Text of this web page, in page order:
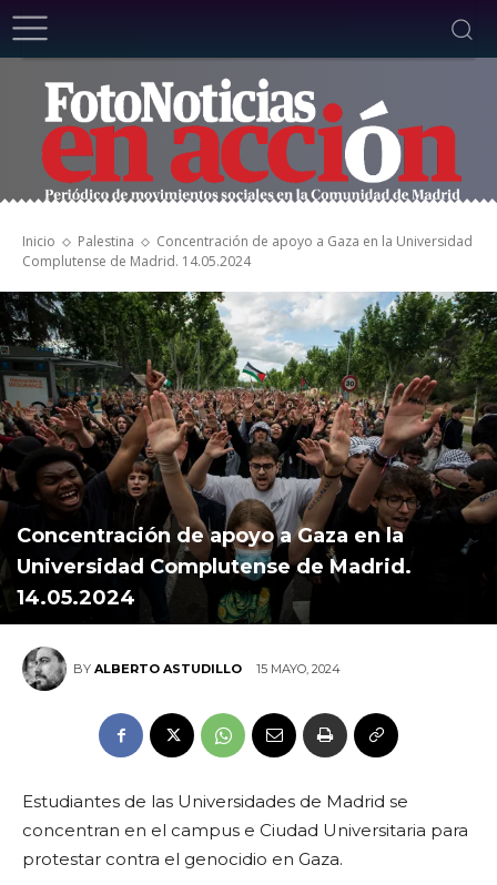
Inicio Palestina
Concentración de apoyo a Gaza en la Universidad
Complutense de Madrid. 14.05.2024
Concentración de apoyo a Gaza en la
Universidad Complutense de Madrid.
14.05.2024
BY ALBERTO ASTUDILLO 15 MAYO, 2024
Estudiantes de las Universidades de Madrid se
concentran en el campus e Ciudad Universitaria para
protestar contra el genocidio en Gaza.